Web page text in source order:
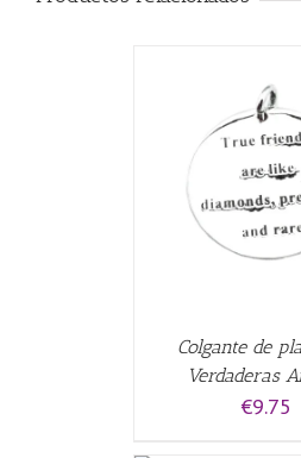
Colgante de
Verdaderas
€9.75